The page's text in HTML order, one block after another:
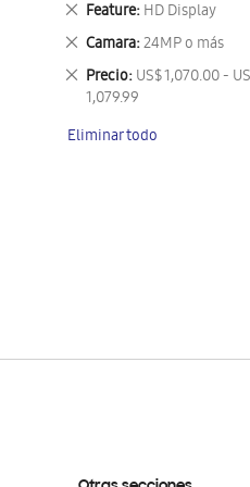
Feature HD Display
Eliminar
este
artículo
Camara 24MP o más
Eliminar
este
artículo
Precio US$ 1,070.00 -
1,079.99
Eliminar
este
Eliminar todo